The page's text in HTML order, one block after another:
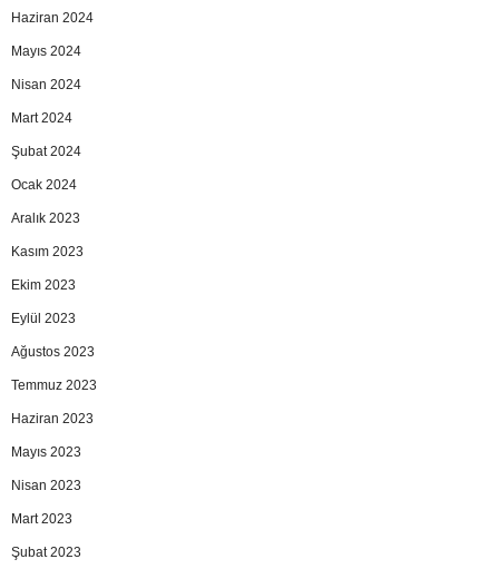
Haziran 2024
Mayıs 2024
Nisan 2024
Mart 2024
Şubat 2024
Ocak 2024
Aralık 2023
Kasım 2023
Ekim 2023
Eylül 2023
Ağustos 2023
Temmuz 2023
Haziran 2023
Mayıs 2023
Nisan 2023
Mart 2023
Şubat 2023